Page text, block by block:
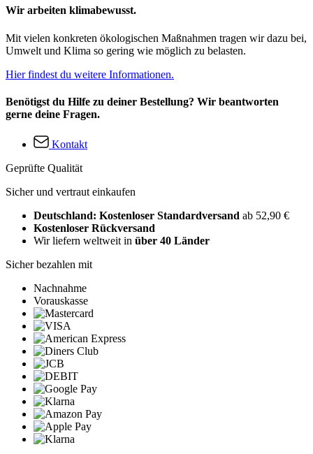
Wir arbeiten klimabewusst.
Mit vielen konkreten ökologischen Maßnahmen tragen wir dazu bei,
Umwelt und Klima so gering wie möglich zu belasten.
Hier findest du weitere Informationen.
Benötigst du Hilfe zu deiner Bestellung? Wir beantworten
gerne deine Fragen.
Kontakt
Geprüfte Qualität
Sicher und vertraut einkaufen
Deutschland: Kostenloser Standardversand ab 52,90 €
Kostenloser Rückversand
Wir liefern weltweit in über 40 Länder
Sicher bezahlen mit
Nachnahme
Vorauskasse